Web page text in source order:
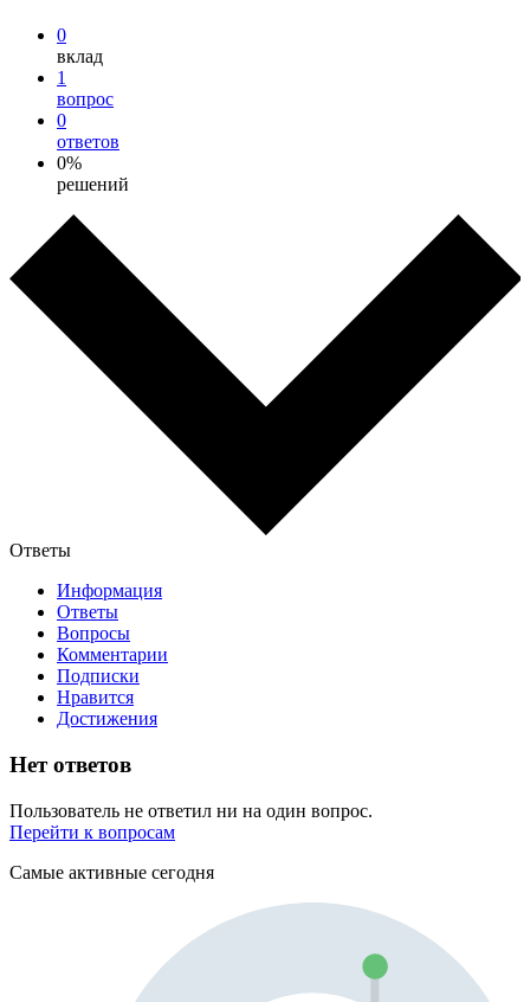
0
вклад
1
вопрос
0
ответов
0%
решений
Ответы
Информация
Ответы
Вопросы
Комментарии
Подписки
Нравится
Достижения
Нет ответов
Пользователь не ответил ни на один вопрос.
Перейти к вопросам
Самые активные сегодня